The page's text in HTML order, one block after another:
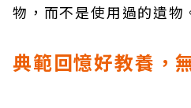
物，而不是使用過的遺物
典範回憶好教養，